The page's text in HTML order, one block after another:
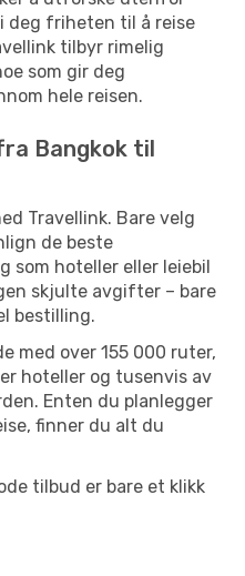
deg friheten til å reise
tilbyr rimelig
som gir deg
hele reisen.
Bangkok til
Travellink. Bare velg
de beste
som hoteller eller leiebil
skjulte avgifter – bare
bestilling.
med over 155 000 ruter,
hoteller og tusenvis av
Enten du planlegger
finner du alt du
tilbud er bare et klikk